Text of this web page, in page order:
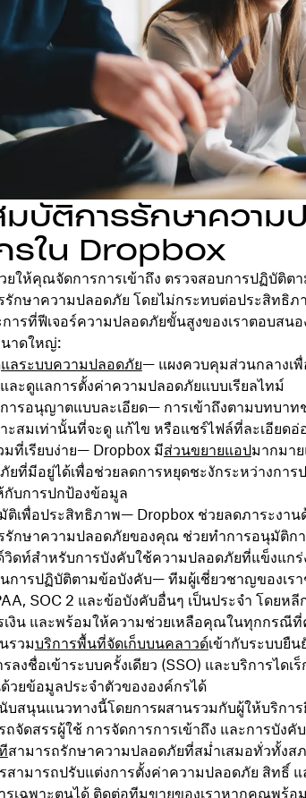
บัติการรักษาความ
รใน Dropbox
ยให้คุณจัดการการเข้าถึง ตรวจสอบการปฏิบัติต
รักษาความปลอดภัย โดยไม่กระทบต่อประสิทธิภ
การที่ฟีเจอร์ความปลอดภัยขั้นสูงของเราตอบสน
าดใหญ่:
ลระบบความปลอดภัย— แผงควบคุมส่วนกลางเ
ละดูแลการตั้งค่าความปลอดภัยแบบเรียลไทม์
ารอนุญาตแบบละเอียด— การเข้าถึงตามบทบาท
ะสมเท่านั้นที่จะดู แก้ไข หรือแชร์ไฟล์ที่ละเอียดอ่
ที่เรียบง่าย— Dropbox มีส่วนขยายแอปมากมา
ยที่มีอยู่ได้เพื่อช่วยลดการหยุดชะงักระหว่างการ
กับการปกป้องข้อมูล
ติเพื่อประสิทธิภาพ— Dropbox ช่วยลดภาระงา
รักษาความปลอดภัยของคุณ ช่วยทำการอนุมัติก
วิดท์สำหรับการบังคับใช้ความปลอดภัยที่แข็งแกร่
การปฏิบัติตามข้อบังคับ— ทีมผู้เชี่ยวชาญของเร
SOC 2 และข้อบังคับอื่นๆ เป็นประจำ โดยหลี
เงิน และพร้อมให้ความช่วยเหลือคุณในทุกกรณี
รวมบริการพื้นที่จัดเก็บบนคลาวด์เข้ากับระบบยื
ลงชื่อเข้าระบบครั้งเดียว (SSO) และบริการได
วยข้อมูลประจำตัวขององค์กรได้
บสนุนแนวทางนี้โดยการผสานรวมกับผู้ให้บริกา
จัดสรรผู้ใช้ การจัดการการเข้าถึง และการบังคั
สามารถรักษาความปลอดภัยที่สม่ำเสมอทั่วทั้งส
สามารถปรับแต่งการตั้งค่าความปลอดภัย สิทธิ์ แ
รเฉพาะตนได้ ติดต่อทีมขายของเราหากคุณพร้อ